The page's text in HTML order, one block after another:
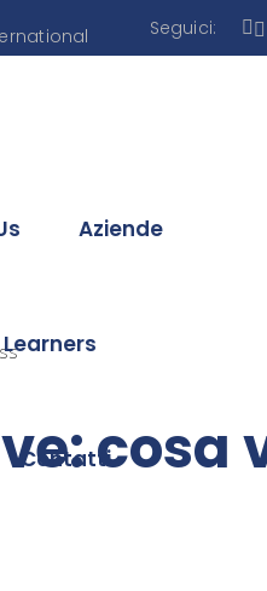
Seguici:
Aziende
Contatticosa